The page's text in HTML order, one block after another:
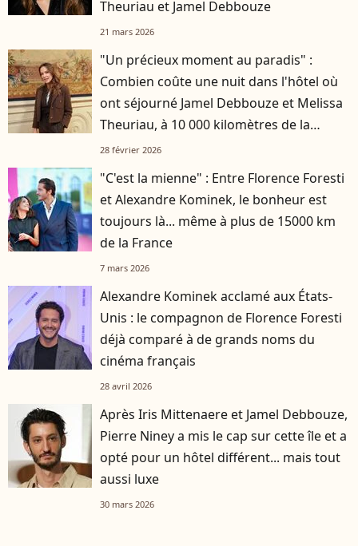
Theuriau et Jamel Debbouze
21 mars 2026
"Un précieux moment au paradis" :
Combien coûte une nuit dans l'hôtel où
ont séjourné Jamel Debbouze et Melissa
Theuriau, à 10 000 kilomètres de la
France ?
28 février 2026
"C'est la mienne" : Entre Florence Foresti
et Alexandre Kominek, le bonheur est
toujours là... même à plus de 15000 km
de la France
7 mars 2026
Alexandre Kominek acclamé aux États-
Unis : le compagnon de Florence Foresti
déjà comparé à de grands noms du
cinéma français
28 avril 2026
Après Iris Mittenaere et Jamel Debbouze,
Pierre Niney a mis le cap sur cette île et a
opté pour un hôtel différent... mais tout
aussi luxe
30 mars 2026